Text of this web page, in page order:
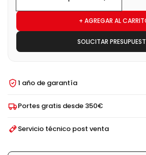
+ AGREGAR AL
SOLICITAR
1 año de garantía
Portes gratis desde 350€
Servicio técnico post venta